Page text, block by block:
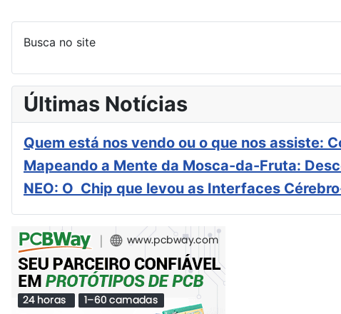
Busca no site
Últimas Notícias
Quem está nos vendo ou o que nos assiste:
Mapeando a Mente da Mosca-da-Fruta:
NEO: O Chip que levou as Interfaces